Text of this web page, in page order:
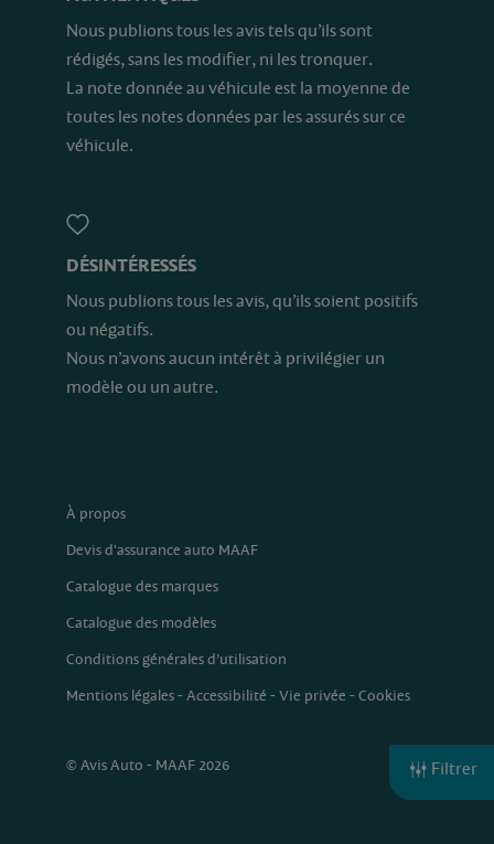
Filtrer
Nous publions tous les avis tels qu’ils sont
rédigés, sans les modifier, ni les tronquer.
La note donnée au véhicule est la moyenne de
toutes les notes données par les assurés sur ce
véhicule.
DÉSINTÉRESSÉS
Nous publions tous les avis, qu’ils soient positifs
ou négatifs.
Nous n’avons aucun intérêt à privilégier un
modèle ou un autre.
À propos
Devis d'assurance auto MAAF
Catalogue des marques
Catalogue des modèles
Conditions générales d’utilisation
Mentions légales-Accessibilité -Vie privée -Cookies
© Avis Auto - MAAF 2026